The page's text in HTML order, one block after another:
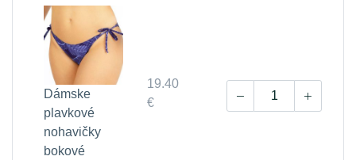
Dámske
plavkové
nohavičky
bokové
19.40
€